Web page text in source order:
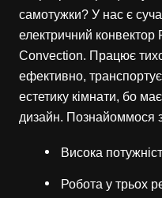
самотужки? У нас є
електричний
Convection. Працює
ефективно,
естетику кімнати, бо
дизайн. Познайоммося
Висока
Робота у трьох